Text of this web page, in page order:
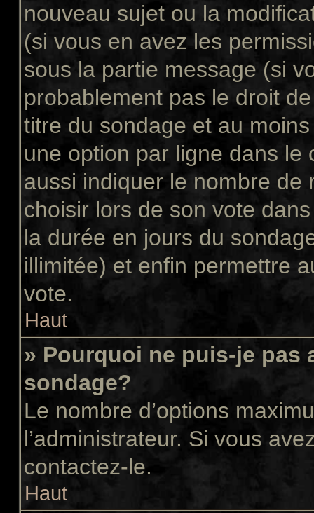
nouveau sujet ou la
(si vous en avez les
sous la partie message (si
probablement pas le droit
titre du sondage et au
une option par ligne dans le
aussi indiquer le nombre de
choisir lors de son vote
la durée en jours du
illimitée) et enfin permettre
vote.
Haut
» Pourquoi ne puis-je pas
sondage?
Le nombre d’options
l’administrateur. Si vous
contactez-le.
Haut